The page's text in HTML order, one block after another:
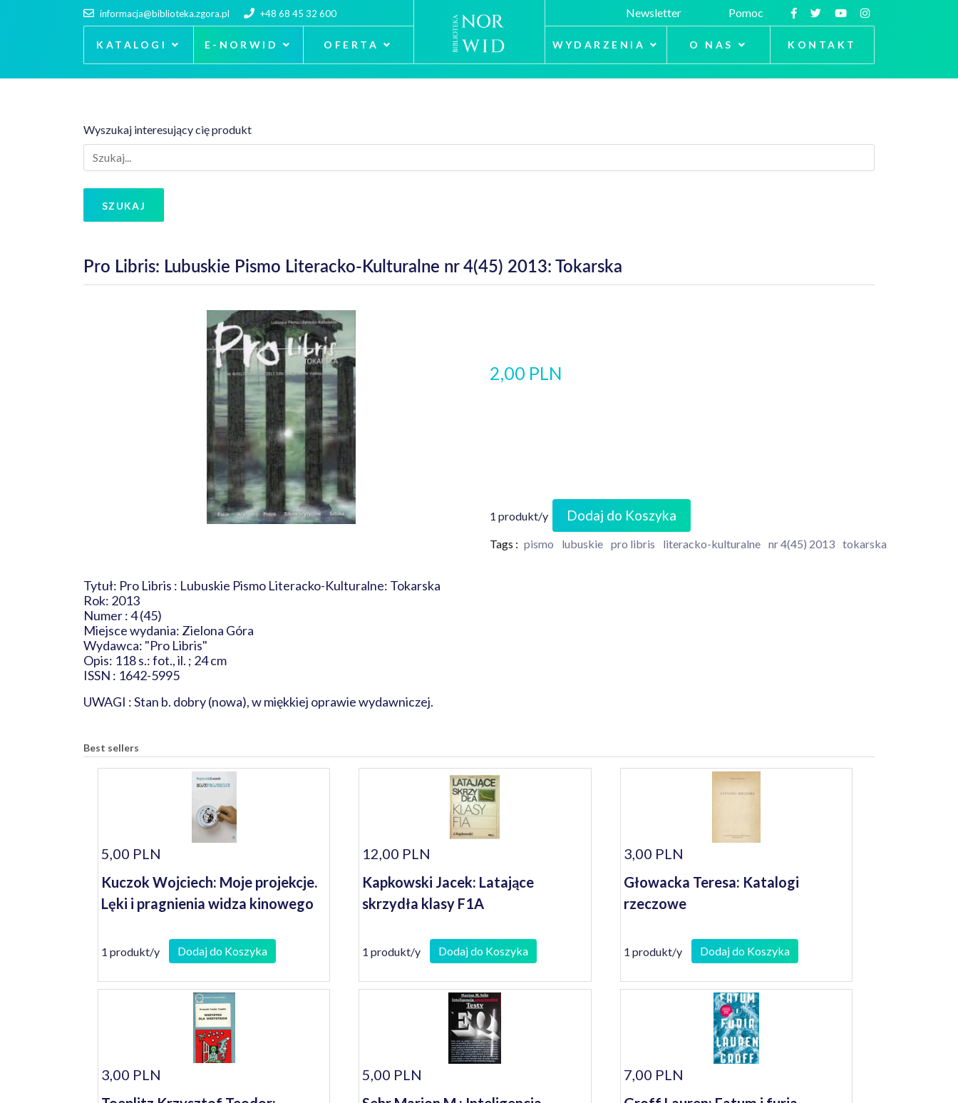
informacja@biblioteka.zgora.pl +48 68 45 32 600
KATALOGI E-NORWID OFERTA
Newsletter Pomoc
WYDARZENIA O NAS KONTAKT
Wyszukaj interesujący cię produkt
SZUKAJ
Pro Libris: Lubuskie Pismo Literacko-Kulturalne nr 4(45) 2013: Tokarska
2,00 PLN
1 produkt/y Dodaj do Koszyka
Tags : pismo lubuskie pro libris literacko-kulturalne nr 4(45) 2013 tokarska
Tytuł: Pro Libris : Lubuskie Pismo Literacko-Kulturalne: Tokarska
Rok: 2013
Numer : 4 (45)
Miejsce wydania: Zielona Góra
Wydawca: "Pro Libris"
Opis: 118 s.: fot., il. ; 24 cm
ISSN : 1642-5995
UWAGI : Stan b. dobry (nowa), w miękkiej oprawie wydawniczej.
Best sellers
5,00 PLN
Kuczok Wojciech: Moje projekcje.
Lęki i pragnienia widza kinowego
1 produkt/y Dodaj do Koszyka
12,00 PLN
Kapkowski Jacek: Latające
skrzydła klasy F1A
1 produkt/y Dodaj do Koszyka
3,00 PLN
Głowacka Teresa: Katalogi
rzeczowe
1 produkt/y Dodaj do Koszyka
3,00 PLN
5,00 PLN
7,00 PLN